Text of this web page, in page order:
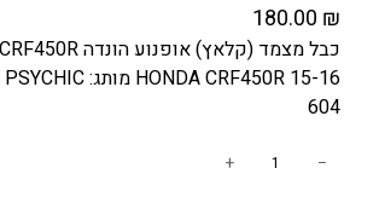
180.00 ₪
604
−
+